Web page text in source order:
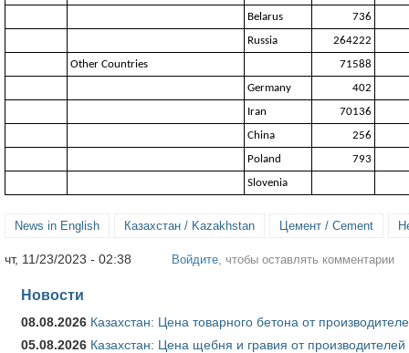
Belarus
736
Russia
264222
Other Countries
71588
Germany
402
Iran
70136
China
256
Poland
793
Slovenia
News in English Казахстан / Kazakhstan Цемент / Cement
чт, 11/23/2023 - 02:38 Войдите , чтобы оставлять комментарии
Новости
08.08.2026 Казахстан: Цена товарного бетона от
05.08.2026 Казахстан: Цена щебня и гравия от